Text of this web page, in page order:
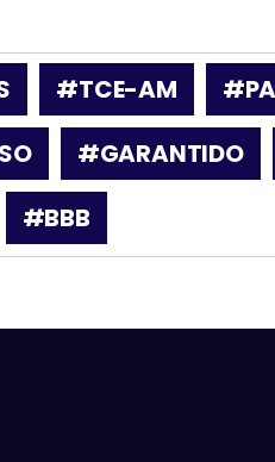
#TCE-AM
#GARANTIDO
#BBB